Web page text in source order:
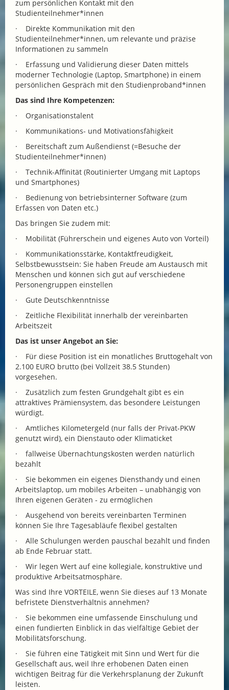
zum persönlichen Kontakt mit den
Studienteilnehmer*innen
· Direkte Kommunikation mit den
Studienteilnehmer*innen, um relevante und präzise
Informationen zu sammeln
· Erfassung und Validierung dieser Daten mittels
moderner Technologie (Laptop, Smartphone) in einem
persönlichen Gespräch mit den Studienproband*innen
Das sind Ihre Kompetenzen:
· Organisationstalent
· Kommunikations- und Motivationsfähigkeit
· Bereitschaft zum Außendienst (=Besuche der
Studienteilnehmer*innen)
· Technik-Affinität (Routinierter Umgang mit Laptops
und Smartphones)
· Bedienung von betriebsinterner Software (zum
Erfassen von Daten etc.)
Das bringen Sie zudem mit:
· Mobilität (Führerschein und eigenes Auto von Vorteil)
· Kommunikationsstärke, Kontaktfreudigkeit,
Selbstbewusstsein: Sie haben Freude am Austausch mit
Menschen und können sich gut auf verschiedene
Personengruppen einstellen
· Gute Deutschkenntnisse
· Zeitliche Flexibilität innerhalb der vereinbarten
Arbeitszeit
Das ist unser Angebot an Sie:
· Für diese Position ist ein monatliches Bruttogehalt von
2.100 EURO brutto (bei Vollzeit 38.5 Stunden)
vorgesehen.
· Zusätzlich zum festen Grundgehalt gibt es ein
attraktives Prämiensystem, das besondere Leistungen
würdigt.
· Amtliches Kilometergeld (nur falls der Privat-PKW
genutzt wird), ein Dienstauto oder Klimaticket
· fallweise Übernachtungskosten werden natürlich
bezahlt
· Sie bekommen ein eigenes Diensthandy und einen
Arbeitslaptop, um mobiles Arbeiten – unabhängig von
Ihren eigenen Geräten - zu ermöglichen
· Ausgehend von bereits vereinbarten Terminen
können Sie Ihre Tagesabläufe flexibel gestalten
· Alle Schulungen werden pauschal bezahlt und finden
ab Ende Februar statt.
· Wir legen Wert auf eine kollegiale, konstruktive und
produktive Arbeitsatmosphäre.
Was sind Ihre VORTEILE, wenn Sie dieses auf 13 Monate
befristete Dienstverhältnis annehmen?
· Sie bekommen eine umfassende Einschulung und
einen fundierten Einblick in das vielfältige Gebiet der
Mobilitätsforschung.
· Sie führen eine Tätigkeit mit Sinn und Wert für die
Gesellschaft aus, weil Ihre erhobenen Daten einen
wichtigen Beitrag für die Verkehrsplanung der Zukunft
leisten.